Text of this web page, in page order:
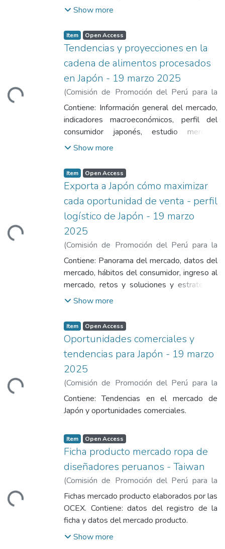
datos adicionales: Certificación de origen.
Show more
Item Open Access
Tendencias y proyecciones en la
cadena de alimentos procesados
en Japón - 19 marzo 2025
(Comisión de Promoción del Perú para la
Exportación y el Turismo, 2025-03-19)
Maraví Acosta, Diana
Contiene: Información general del mercado,
indicadores macroeconómicos, perfil del
consumidor japonés, estudio mercado
alimentos funcionales y tendencias
Show more
Item Open Access
Exporta a Japón cómo maximizar
cada oportunidad de venta - perfil
logístico de Japón - 19 marzo
2025
(Comisión de Promoción del Perú para la
Exportación y el Turismo,2025-03-19)
Cabrera, Daniel
Contiene: Panorama del mercado, datos del
mercado, hábitos del consumidor, ingreso al
mercado, retos y soluciones y estrategias
de mercado.
Show more
Item Open Access
Oportunidades comerciales y
tendencias para Japón - 19 marzo
2025
(Comisión de Promoción del Perú para la
Exportación y el Turismo , 2025-03-19)
Peraldo, Fernando
Contiene: Tendencias en el mercado de
Japón y oportunidades comerciales.
Item Open Access
Ficha producto mercado ropa de
diseñadores peruanos - Taiwan
(Comisión de Promoción del Perú para la
Exportación y el Turismo,2025-03-19)
Comisión de Promoción del Perú para la
Exportación y el Turismo
Fichas mercado producto elaborados por las
OCEX. Contiene: datos del registro de la
ficha y datos del mercado producto.
Show more